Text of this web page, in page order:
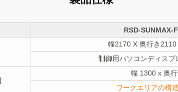
RSD-SUNMAX-
幅2170 X 奥行き
制御用パソコンディスプ
幅 1300 x 奥
ワークエリアの構